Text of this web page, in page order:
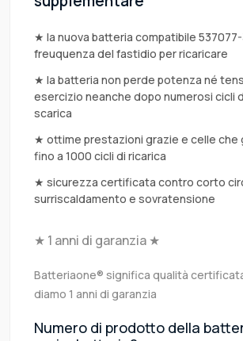
★ la nuova batteria compatibile 537077-
freuquenza del fastidio per ricaricare
★ la batteria non perde potenza né
esercizio neanche dopo numerosi cicli
scarica
★ ottime prestazioni grazie e celle che
fino a 1000 cicli di ricarica
★ sicurezza certificata contro corto
surriscaldamento e sovratensione
★ 1 anni di garanzia ★
Batteriaone® significa qualità
diamo 1 anni di garanzia
Numero di prodotto della